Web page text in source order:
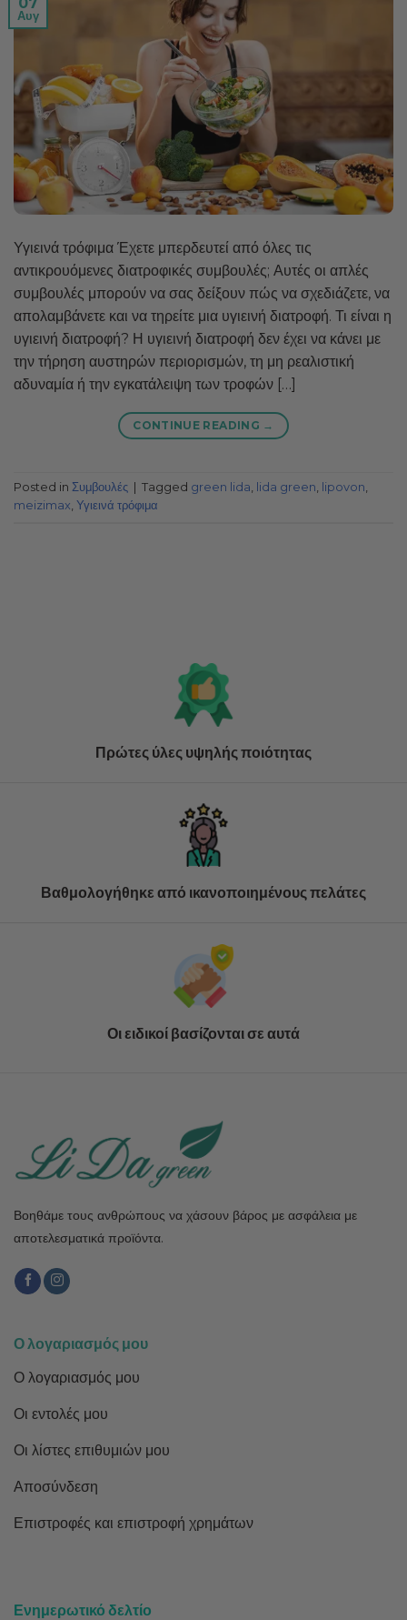
07
Αυγ
Υγιεινά τρόφιμα Έχετε μπερδευτεί από όλες τις
αντικρουόμενες διατροφικές συμβουλές; Αυτές οι απλές
συμβουλές μπορούν να σας δείξουν πώς να σχεδιάζετε, να
απολαμβάνετε και να τηρείτε μια υγιεινή διατροφή. Τι είναι η
υγιεινή διατροφή? Η υγιεινή διατροφή δεν έχει να κάνει με
την τήρηση αυστηρών περιορισμών, τη μη ρεαλιστική
αδυναμία ή την εγκατάλειψη των τροφών […]
CONTINUE READING →
Posted in Συμβουλές Tagged green lida, lida green, lipovon,
meizimax, Υγιεινά τρόφιμα
Πρώτες ύλες υψηλής ποιότητας
Βαθμολογήθηκε από ικανοποιημένους πελάτες
Οι ειδικοί βασίζονται σε αυτά
Βοηθάμε τους ανθρώπους να χάσουν βάρος με ασφάλεια με
αποτελεσματικά προϊόντα.
Ο λογαριασμός μου
Ο λογαριασμός μου
Οι εντολές μου
Οι λίστες επιθυμιών μου
Αποσύνδεση
Επιστροφές και επιστροφή χρημάτων
Ενημερωτικό δελτίο